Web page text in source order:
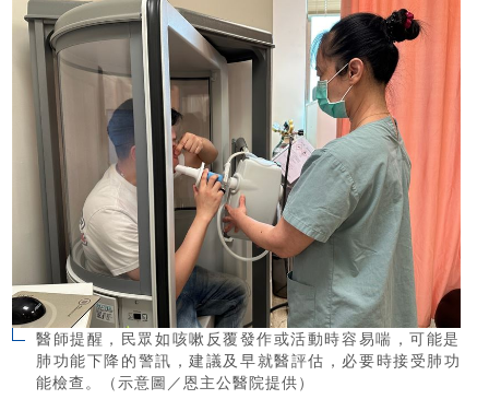
醫師提醒，民眾如咳嗽反覆發作或活動時容易喘，可能是
肺功能下降的警訊，建議及早就醫評估，必要時接受肺功
能檢查。（示意圖／恩主公醫院提供）